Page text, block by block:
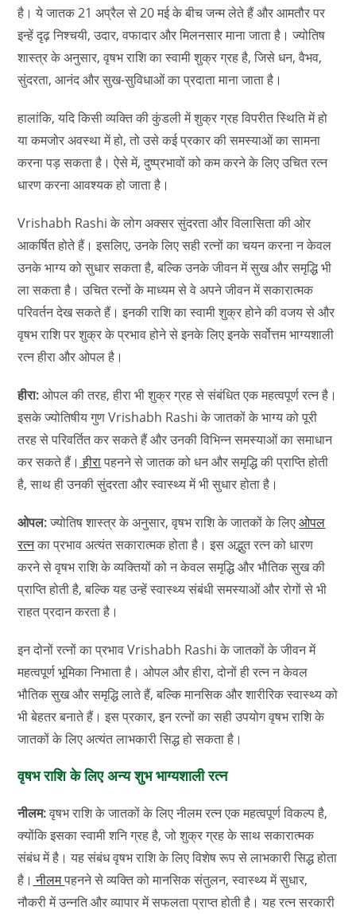
है। ये जातक 21 अप्रैल से 20 मई के बीच जन्म लेते हैं और आमतौर पर
इन्हें दृढ़ निश्चयी, उदार, वफादार और मिलनसार माना जाता है। ज्योतिष
शास्त्र के अनुसार, वृषभ राशि का स्वामी शुक्र ग्रह है, जिसे धन, वैभव,
सुंदरता, आनंद और सुख-सुविधाओं का प्रदाता माना जाता है।
हालांकि, यदि किसी व्यक्ति की कुंडली में शुक्र ग्रह विपरीत स्थिति में हो
या कमजोर अवस्था में हो, तो उसे कई प्रकार की समस्याओं का सामना
करना पड़ सकता है। ऐसे में, दुष्प्रभावों को कम करने के लिए उचित रत्न
धारण करना आवश्यक हो जाता है।
Vrishabh Rashi के लोग अक्सर सुंदरता और विलासिता की ओर
आकर्षित होते हैं। इसलिए, उनके लिए सही रत्नों का चयन करना न केवल
उनके भाग्य को सुधार सकता है, बल्कि उनके जीवन में सुख और समृद्धि भी
ला सकता है। उचित रत्नों के माध्यम से वे अपने जीवन में सकारात्मक
परिवर्तन देख सकते हैं। इनकी राशि का स्वामी शुक्र होने की वजय से और
वृषभ राशि पर शुक्र के प्रभाव होने से इनके लिए इनके सर्वोत्तम भाग्यशाली
रत्न हीरा और ओपल है।
हीरा:ओपल की तरह, हीरा भी शुक्र ग्रह से संबंधित एक महत्वपूर्ण रत्न है।
इसके ज्योतिषीय गुण Vrishabh Rashi के जातकों के भाग्य को पूरी
तरह से परिवर्तित कर सकते हैं और उनकी विभिन्न समस्याओं का समाधान
कर सकते हैं। हीरापहनने से जातक को धन और समृद्धि की प्राप्ति होती
है, साथ ही उनकी सुंदरता और स्वास्थ्य में भी सुधार होता है।
ओपल:ज्योतिष शास्त्र के अनुसार, वृषभ राशि के जातकों के लिएओपल
रत्नका प्रभाव अत्यंत सकारात्मक होता है। इस अद्भुत रत्न को धारण
करने से वृषभ राशि के व्यक्तियों को न केवल समृद्धि और भौतिक सुख की
प्राप्ति होती है, बल्कि यह उन्हें स्वास्थ्य संबंधी समस्याओं और रोगों से भी
राहत प्रदान करता है।
इन दोनों रत्नों का प्रभाव Vrishabh Rashi के जातकों के जीवन में
महत्वपूर्ण भूमिका निभाता है। ओपल और हीरा, दोनों ही रत्न न केवल
भौतिक सुख और समृद्धि लाते हैं, बल्कि मानसिक और शारीरिक स्वास्थ्य को
भी बेहतर बनाते हैं। इस प्रकार, इन रत्नों का सही उपयोग वृषभ राशि के
जातकों के लिए अत्यंत लाभकारी सिद्ध हो सकता है।
वृषभ राशि के लिए अन्य शुभ भाग्यशाली रत्न
नीलम:वृषभ राशि के जातकों के लिए नीलम रत्न एक महत्वपूर्ण विकल्प है,
क्योंकि इसका स्वामी शनि ग्रह है, जो शुक्र ग्रह के साथ सकारात्मक
संबंध में है। यह संबंध वृषभ राशि के लिए विशेष रूप से लाभकारी सिद्ध होता
है। नीलमपहनने से व्यक्ति को मानसिक संतुलन, स्वास्थ्य में सुधार,
नौकरी में उन्नति और व्यापार में सफलता प्राप्त होती है। यह रत्न सरकारी